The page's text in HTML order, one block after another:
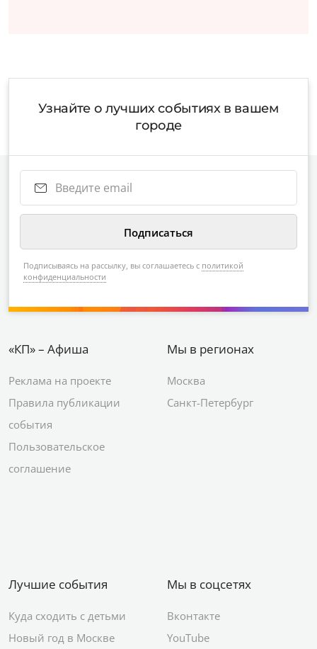
Узнайте о лучших событиях в вашем
городе
Подписываясь на рассылку, вы соглашаетесь с политикой
конфиденциальности
«КП» – Афиша
Реклама на проекте
Правила публикации
события
Пользовательское
соглашение
Мы в регионах
Москва
Санкт-Петербург
Лучшие события
Куда сходить с детьми
Новый год в Москве
Мы в соцсетях
Вконтакте
YouTube